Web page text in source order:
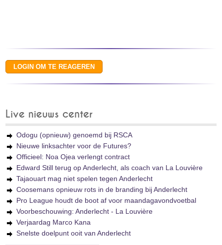
Live nieuws center
Odogu (opnieuw) genoemd bij RSCA
Nieuwe linksachter voor de Futures?
Officieel: Noa Ojea verlengt contract
Edward Still terug op Anderlecht, als coach van La Louvière
Tajaouart mag niet spelen tegen Anderlecht
Coosemans opnieuw rots in de branding bij Anderlecht
Pro League houdt de boot af voor maandagavondvoetbal
Voorbeschouwing: Anderlecht - La Louvière
Verjaardag Marco Kana
Snelste doelpunt ooit van Anderlecht